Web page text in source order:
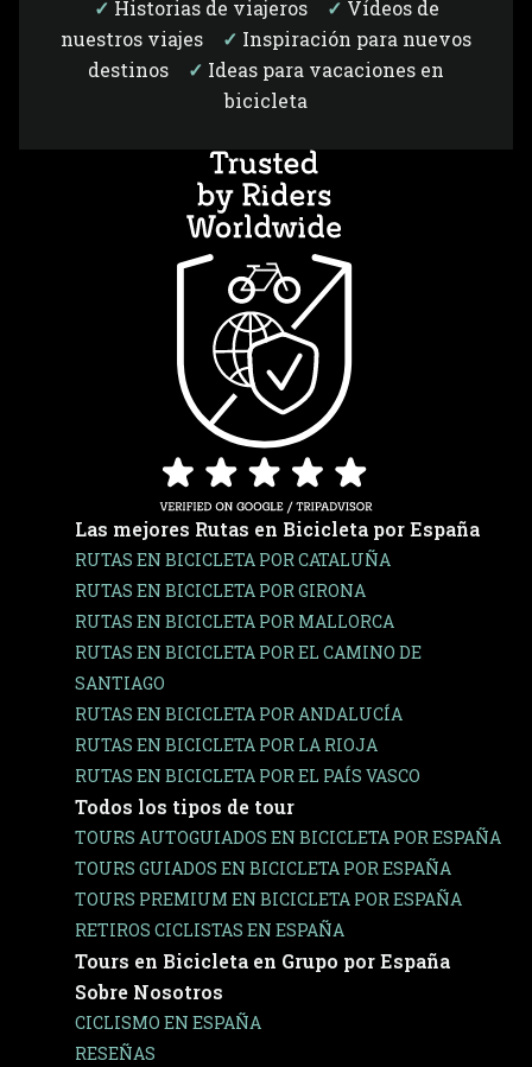
✓ Historias de viajeros ✓ Vídeos de
nuestros viajes ✓ Inspiración para nuevos
destinos ✓ Ideas para vacaciones en
bicicleta
Las mejores Rutas en Bicicleta por España
RUTAS EN BICICLETA POR CATALUÑA
RUTAS EN BICICLETA POR GIRONA
RUTAS EN BICICLETA POR MALLORCA
RUTAS EN BICICLETA POR EL CAMINO DE
SANTIAGO
RUTAS EN BICICLETA POR ANDALUCÍA
RUTAS EN BICICLETA POR LA RIOJA
RUTAS EN BICICLETA POR EL PAÍS VASCO
Todos los tipos de tour
TOURS AUTOGUIADOS EN BICICLETA POR ESPAÑA
TOURS GUIADOS EN BICICLETA POR ESPAÑA
TOURS PREMIUM EN BICICLETA POR ESPAÑA
RETIROS CICLISTAS EN ESPAÑA
Tours en Bicicleta en Grupo por España
Sobre Nosotros
CICLISMO EN ESPAÑA
RESEÑAS